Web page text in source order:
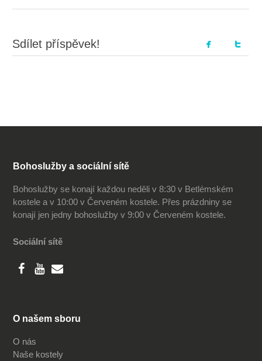
Sdílet příspěvek!
Bohoslužby a sociální sítě
Bohoslužby se konají každou neděli v 8:30 v Betlémském
kostele a v 10:00 v Červeném kostele. Přes prázdniny se
konají jen jedny bohoslužby v 9:00 v Červeném kostele.
Sociální sítě
O našem sboru
O nás
Naše kostely